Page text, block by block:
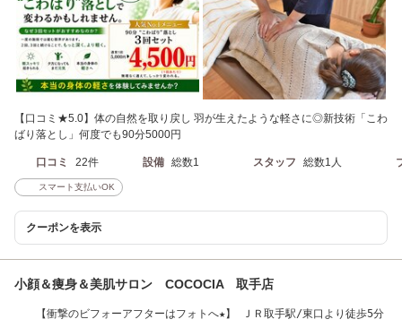
【口コミ★5.0】体の自然を取り戻し 羽が生えたような軽さに◎新技術「こわ
ばり落とし」何度でも90分5000円
口コミ 22件 設備 総数1 スタッフ 総数1人
スマート支払いOK
クーポンを表示
小顔＆痩身＆美肌サロン COCOCIA 取手店
【衝撃のビフォーアフターはフォトへ★】 ＪＲ取手駅/東口より徒歩5分